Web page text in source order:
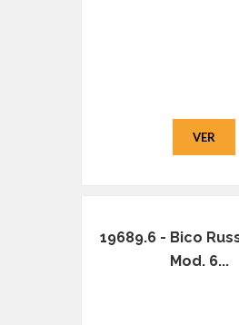
VER
19689.6 - Bico
Mod. 6...